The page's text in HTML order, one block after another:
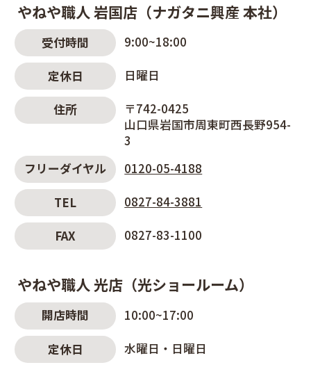
やねや職人 岩国店（ナガタニ興産 本社）
受付時間 9:00~18:00
定休日 日曜日
住所
〒742-0425
山口県岩国市周東町西長野954-
3
フリーダイヤル
0120-05-4188
TEL 0827-84-3881
FAX 0827-83-1100
やねや職人 光店（光ショールーム）
開店時間 10:00~17:00
定休日 水曜日・日曜日